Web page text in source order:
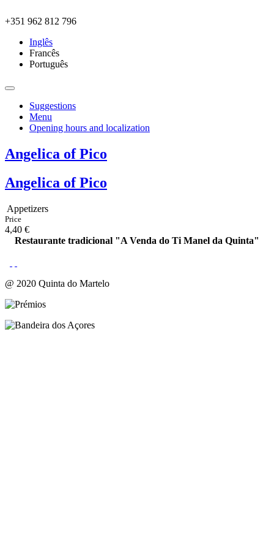
+351 962 812 796
Inglês
Francês
Português
Suggestions
Menu
Opening hours and localization
Angelica of Pico
Angelica of Pico
Appetizers
Price
4,40 €
Restaurante tradicional "A Venda do Ti Manel da Quinta"
@ 2020 Quinta do Martelo